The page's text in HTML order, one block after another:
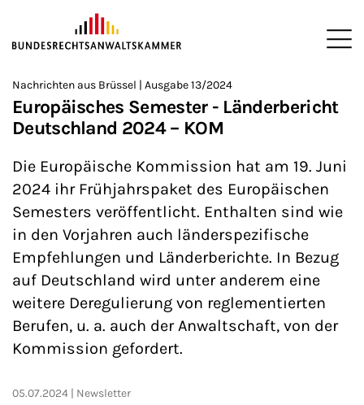
ZUM HAUPTINHALT SPRINGEN
Sie befinden sich hier:
>
Startseite
>
Newsroom
>
Newsletter
>
Nachrichten aus Brüssel
Nachrichten aus Brüssel | Ausgabe 13/2024
Europäisches Semester - Länderbericht
Deutschland 2024 – KOM
Die Europäische Kommission hat am 19. Juni
2024 ihr Frühjahrspaket des Europäischen
Semesters veröffentlicht. Enthalten sind wie
in den Vorjahren auch länderspezifische
Empfehlungen und Länderberichte. In Bezug
auf Deutschland wird unter anderem eine
weitere Deregulierung von reglementierten
Berufen, u. a. auch der Anwaltschaft, von der
Kommission gefordert.
05.07.2024 Newsletter